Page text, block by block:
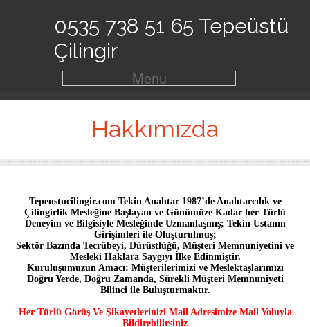
0535 738 51 65 Tepeüstü
Çilingir
Menu
Hakkımızda
Tepeustucilingir.com Tekin Anahtar 1987’de Anahtarcılık ve
Çilingirlik Mesleğine Başlayan ve Günümüze Kadar her Türlü
Deneyim ve Bilgisiyle Mesleğinde Uzmanlaşmış; Tekin Ustanın
Girişimleri ile Oluşturulmuş;
Sektör Bazında Tecrübeyi, Dürüstlüğü, Müşteri Memnuniyetini ve
Mesleki Haklara Saygıyı İlke Edinmiştir.
Kuruluşumuzun Amacı: Müşterilerimizi ve Meslektaşlarımızı
Doğru Yerde, Doğru Zamanda, Sürekli Müşteri Memnuniyeti
Bilinci ile Buluşturmaktır.
Her Türlü Görüş Ve Şikayetlerinizi Mail Adresimize Mail Yoluyla
Bildirebilirsiniz